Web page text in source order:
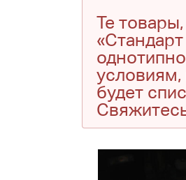
Те
условиям,
будет